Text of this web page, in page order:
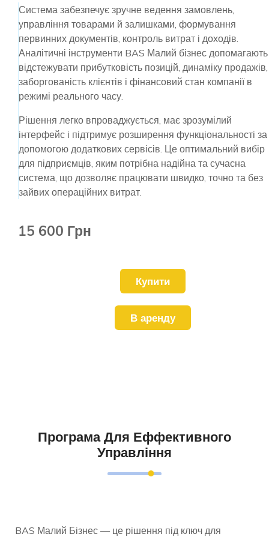
Система забезпечує зручне ведення замовлень,
управління товарами й залишками, формування
первинних документів, контроль витрат і доходів.
Аналітичні інструменти BAS Малий бізнес допомагають
відстежувати прибутковість позицій, динаміку продажів,
заборгованість клієнтів і фінансовий стан компанії в
режимі реального часу.
Рішення легко впроваджується, має зрозумілий
інтерфейс і підтримує розширення функціональності за
допомогою додаткових сервісів. Це оптимальний вибір
для підприємців, яким потрібна надійна та сучасна
система, що дозволяє працювати швидко, точно та без
зайвих операційних витрат.
15 600 Грн
Купити
В аренду
Програма Для Еффективного
Управління
BAS Малий Бізнес — це рішення під ключ для